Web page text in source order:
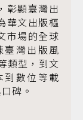
彰顯臺灣出
華文出版樞
市場的全球
臺灣出版風
類型，到文
到數位等載
碑。